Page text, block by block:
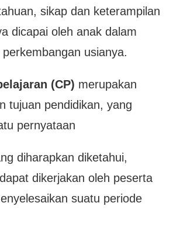
sikap dan keterampilan
dicapai oleh anak dalam
usianya.
(CP) merupakan
tujuan pendidikan, yang
pernyataan
diharapkan diketahui,
dikerjakan oleh peserta
suatu periode